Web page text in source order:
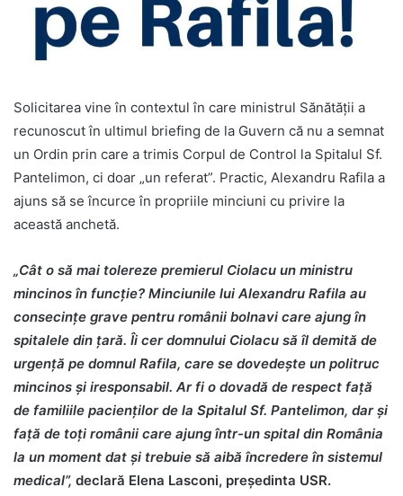
Solicitarea vine în contextul în care ministrul Sănătății a
recunoscut în ultimul briefing de la Guvern că nu a semnat
un Ordin prin care a trimis Corpul de Control la Spitalul Sf.
Pantelimon, ci doar „un referat”. Practic, Alexandru Rafila a
ajuns să se încurce în propriile minciuni cu privire la
această anchetă.
„Cât o să mai tolereze premierul Ciolacu un ministru
mincinos în funcție? Minciunile lui Alexandru Rafila au
consecințe grave pentru românii bolnavi care ajung în
spitalele din țară. Îi cer domnului Ciolacu să îl demită de
urgență pe domnul Rafila, care se dovedește un politruc
mincinos și iresponsabil. Ar fi o dovadă de respect față
de familiile pacienților de la Spitalul Sf. Pantelimon, dar și
față de toți românii care ajung într-un spital din România
la un moment dat și trebuie să aibă încredere în sistemul
medical”, declară Elena Lasconi, președinta USR.